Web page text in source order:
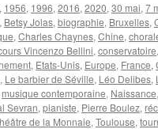
, 1956, 1996, 2016, 2020, 30 mai, 7
, Betsy Jolas, biographie, Bruxelles,
, Charles Chaynes, Chine,
Vincenzo Bellini, conservatoire,
, Etats-Unis, Europe, France,
, Le barbier de Séville, Léo Delibes,
musique contemporaine, Naissance,
Sevran, pianiste, Pierre Boulez,
de la Monnaie, Toulouse,